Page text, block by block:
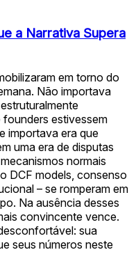
a Narrativa Supera
em torno do
Não importava
estivessem
importava era que
uma era de disputas
normais
DCF models, consenso
– se romperam em
Na ausência desses
convincente vence.
sua
seus números neste